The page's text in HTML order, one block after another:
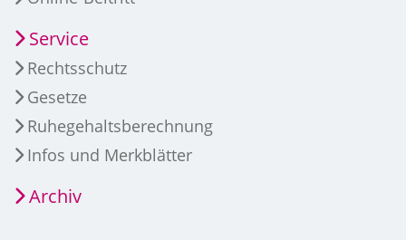
Service
Rechtsschutz
Gesetze
Ruhegehaltsberechnung
Infos und Merkblätter
Archiv